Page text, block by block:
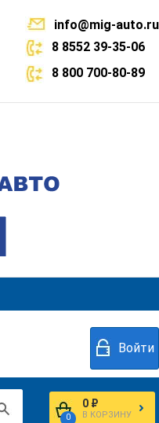
info@mig-auto.ru
8 8552 39-35-06
8 800 700-80-89
Войти
0
0 ₽
В КОРЗИНУ